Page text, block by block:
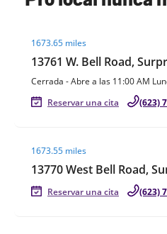
1673.65 miles
13761 W. Bell Road,
Cerrada -Abre a las 11:00 AM
Reservar una cita
(623)
1673.55 miles
13770 West Bell Road,
Reservar una cita (623)